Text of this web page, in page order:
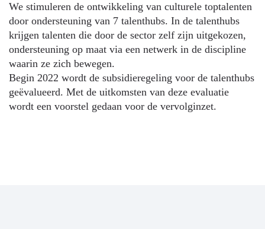
We stimuleren de ontwikkeling van culturele toptalenten
door ondersteuning van 7 talenthubs. In de talenthubs
krijgen talenten die door de sector zelf zijn uitgekozen,
ondersteuning op maat via een netwerk in de discipline
waarin ze zich bewegen.
Begin 2022 wordt de subsidieregeling voor de talenthubs
geëvalueerd. Met de uitkomsten van deze evaluatie
wordt een voorstel gedaan voor de vervolginzet.